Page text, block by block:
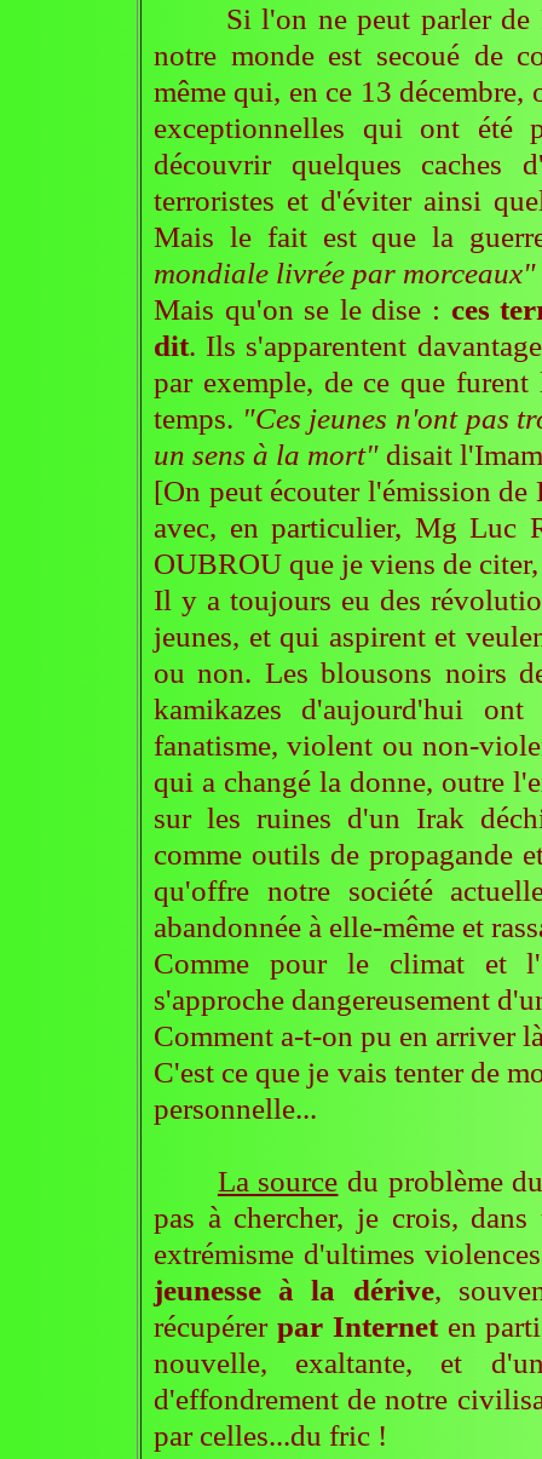
Si l'on ne peut parler de
notre monde est secoué de
même qui, en ce 13
exceptionnelles qui ont été
découvrir quelques caches
terroristes et d'éviter ainsi
Mais le fait est que la
mondiale livrée par morceaux"
Mais qu'on se le dise : ces
dit. Ils s'apparentent
par exemple, de ce que
temps. "Ces jeunes n'ont pas
un sens à la mort" disait
[On peut écouter l'émission
avec, en particulier, Mg Luc
OUBROU que je viens de
Il y a toujours eu des
jeunes, et qui aspirent et
ou non. Les blousons noirs
kamikazes d'aujourd'hui
fanatisme, violent ou non-
qui a changé la donne, outre
sur les ruines d'un Irak
comme outils de propagande
qu'offre notre société
abandonnée à elle-même et
Comme pour le climat et
s'approche dangereusement
Comment a-t-on pu en arriver
C'est ce que je vais tenter de
personnelle...
La source du problème
pas à chercher, je crois,
extrémisme d'ultimes
jeunesse à la dérive,
récupérer par Interneten
nouvelle, exaltante, et
d'effondrement de notre
par celles...du fric !